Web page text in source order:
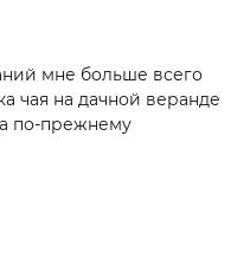
мне больше всего
чая на дачной веранде
по-прежнему